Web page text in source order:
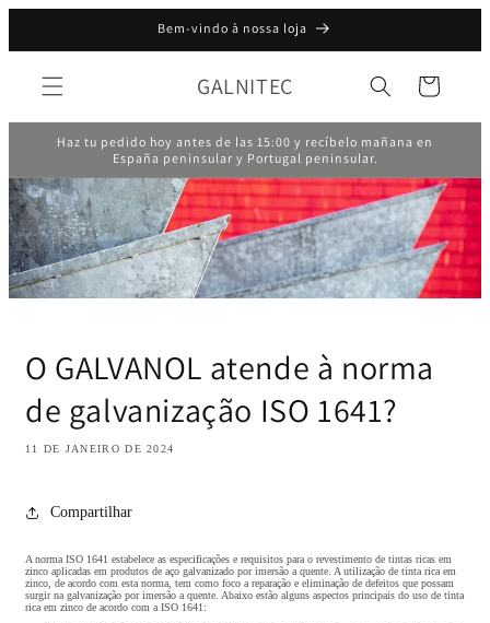
Saltar
conteúdo
Bem-vindo à nossa loja
GALNITEC Carrinho
Haz tu pedido hoy antes de las 15:00 y recíbelo mañana en
España peninsular y Portugal peninsular.
O GALVANOL atende à norma
de galvanização ISO 1641?
11 DE JANEIRO DE 2024
Compartilhar
A norma ISO 1641 estabelece as especificações e requisitos para o revestimento de tintas ricas em
zinco aplicadas em produtos de aço galvanizado por imersão a quente. A utilização de tinta rica em
zinco, de acordo com esta norma, tem como foco a reparação e eliminação de defeitos que possam
surgir na galvanização por imersão a quente. Abaixo estão alguns aspectos principais do uso de tinta
rica em zinco de acordo com a ISO 1641: